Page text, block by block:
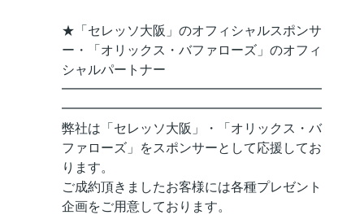
★「セレッソ大阪」のオフィシャルスポンサ
ー・「オリックス・バファローズ」のオフィ
シャルパートナー
━━━━━━━━━━━━━━━━━━━━
━━━━━━━━━━━━━━━━━━━━
弊社は「セレッソ大阪」・「オリックス・バ
ファローズ」をスポンサーとして応援してお
ります。
ご成約頂きましたお客様には各種プレゼント
企画をご用意しております。